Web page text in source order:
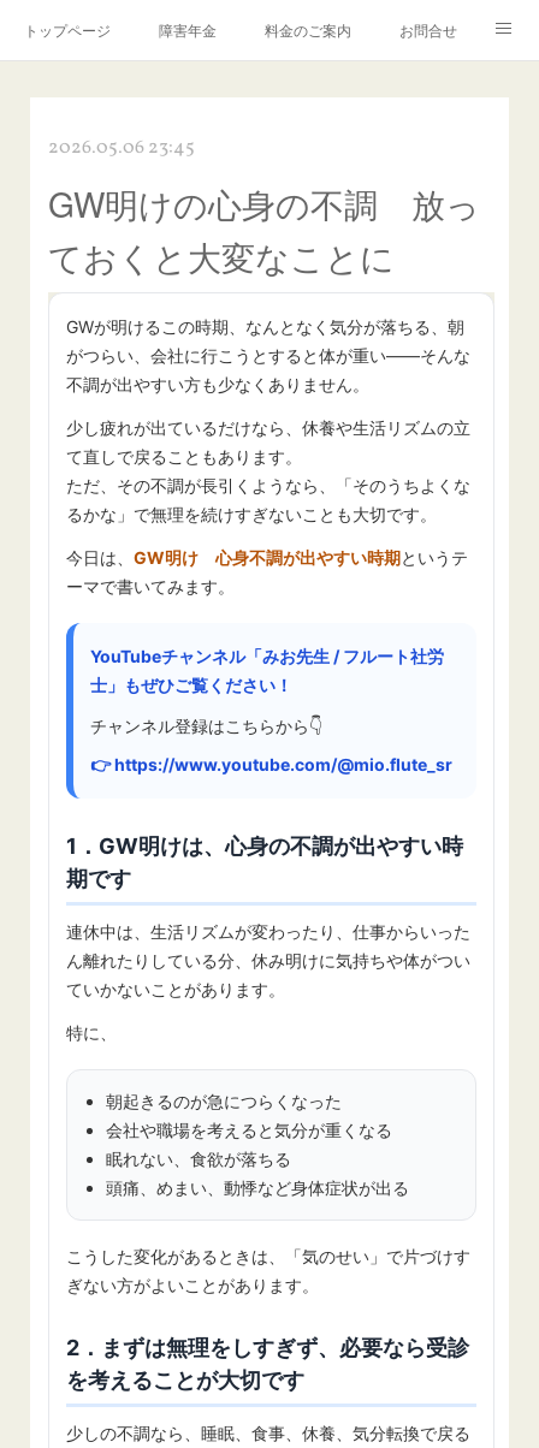
トップページ 障害年金 料金のご案内 お問合せ
2026.05.06 23:45
GW明けの心身の不調 放っ
ておくと大変なことに